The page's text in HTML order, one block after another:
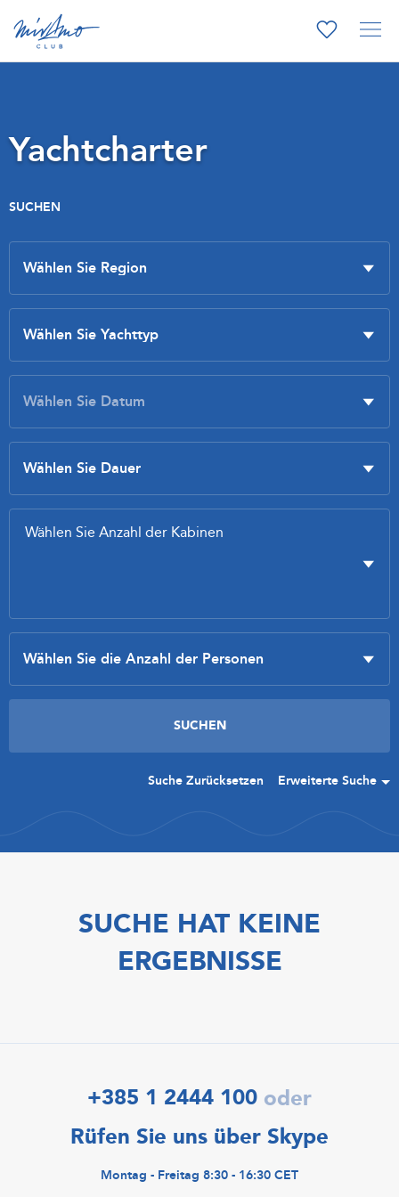
Yachtcharter
SUCHEN
Suche Zurücksetzen Erweiterte Suche
SUCHE HAT KEINE
ERGEBNISSE
+385 1 2444 100 oder
Rüfen Sie uns über Skype
Montag - Freitag 8:30 - 16:30 CET